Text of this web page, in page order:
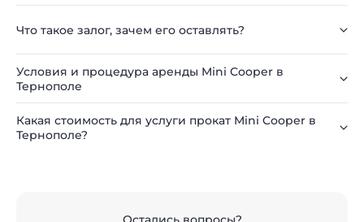
Что такое залог, зачем его оставлять?
Условия и процедура аренды Mini Cooper в
Тернополе
Какая стоимость для услуги прокат Mini Cooper в
Тернополе?